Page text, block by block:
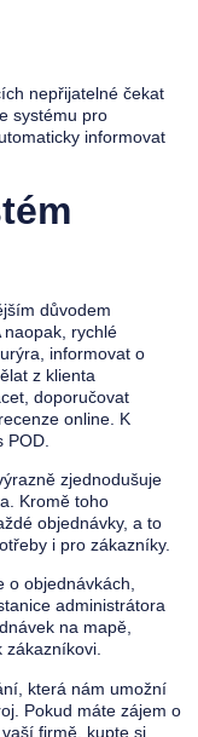
nepřijatelné čekat
systému pro
informovat
důvodem
rychlé
informovat o
z klienta
doporučovat
online. K
zjednodušuje
Kromě toho
objednávky, a to
i pro zákazníky.
o objednávkách,
administrátora
na mapě,
zákazníkovi.
která nám umožní
Pokud máte zájem o
firmě, kupte si